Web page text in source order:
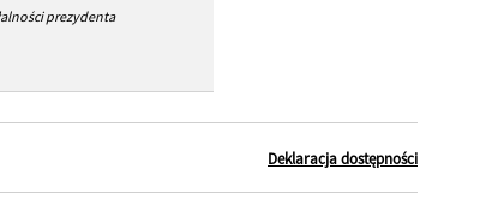
prezydenta
Deklaracja dostępności